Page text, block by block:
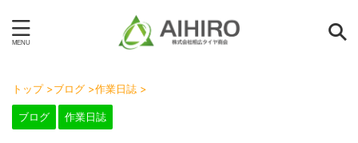
トップ >ブログ >作業日誌 >
ブログ 作業日誌